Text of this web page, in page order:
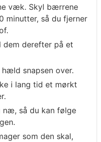
væk. Skyl bærrene
så du fjerner
derefter på et
snapsen over.
i lang tid et mørkt
næ, så du kan følge
som den skal,